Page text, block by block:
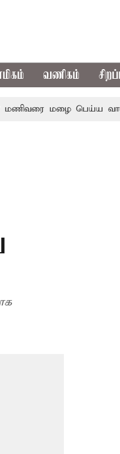
வணிகம்
மழை பெய்ய வாய்ப்பு